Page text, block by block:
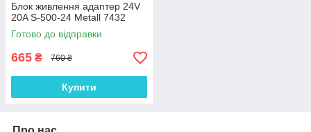
Блок живлення адаптер 24V
20A S-500-24 Metall 7432
Готово до відправки
665 ₴ 760 ₴
Купити